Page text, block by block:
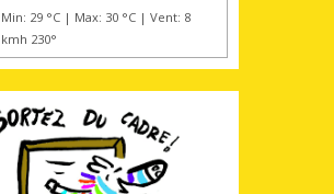
Min: 29 °C | Max: 30 °C | Vent: 8
kmh 230°